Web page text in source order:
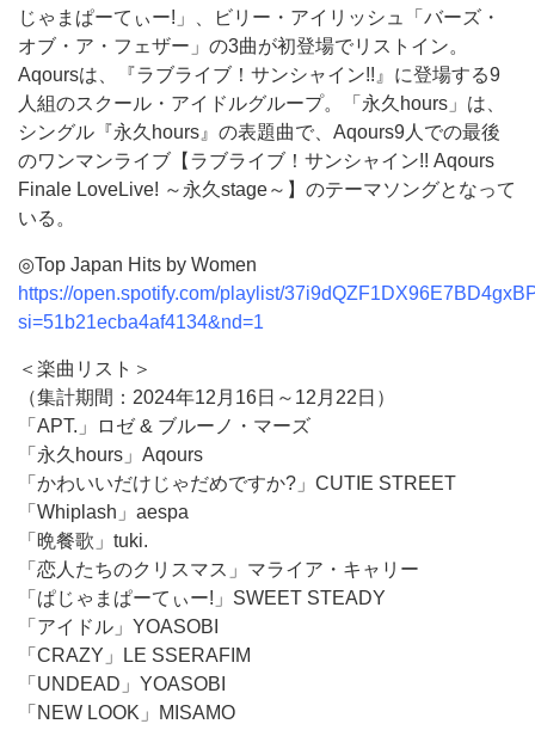
じゃまぱーてぃー!」、ビリー・アイリッシュ「バーズ・
オブ・ア・フェザー」の3曲が初登場でリストイン。
Aqoursは、『ラブライブ！サンシャイン!!』に登場する9
人組のスクール・アイドルグループ。「永久hours」は、
シングル『永久hours』の表題曲で、Aqours9人での最後
のワンマンライブ【ラブライブ！サンシャイン!! Aqours
Finale LoveLive! ～永久stage～】のテーマソングとなって
いる。
◎Top Japan Hits by Women
https://open.spotify.com/playlist/
si=51b21ecba4af4134&nd=1
＜楽曲リスト＞
（集計期間：2024年12月16日～12月22日）
「APT.」ロゼ & ブルーノ・マーズ
「永久hours」Aqours
「かわいいだけじゃだめですか?」CUTIE STREET
「Whiplash」aespa
「晩餐歌」tuki.
「恋人たちのクリスマス」マライア・キャリー
「ぱじゃまぱーてぃー!」SWEET STEADY
「アイドル」YOASOBI
「CRAZY」LE SSERAFIM
「UNDEAD」YOASOBI
「NEW LOOK」MISAMO